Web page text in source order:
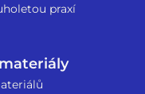
praxí